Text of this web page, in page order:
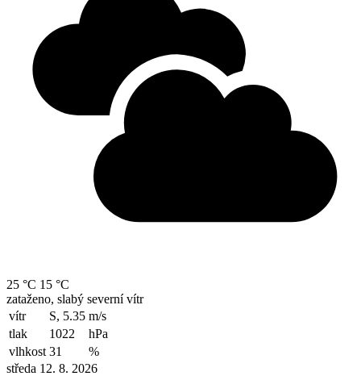
25 °C 15 °C
zataženo, slabý severní vítr
vítr
S, 5.35 m/s
tlak
1022
hPa
vlhkost 31
%
středa 12. 8. 2026